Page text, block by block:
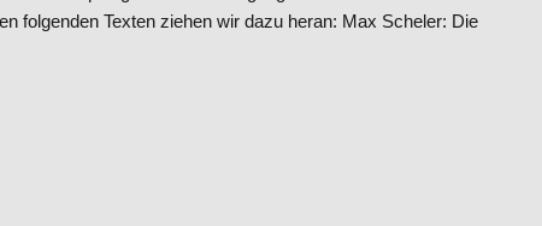
folgenden Texten ziehen wir dazu heran: Max Scheler: Die